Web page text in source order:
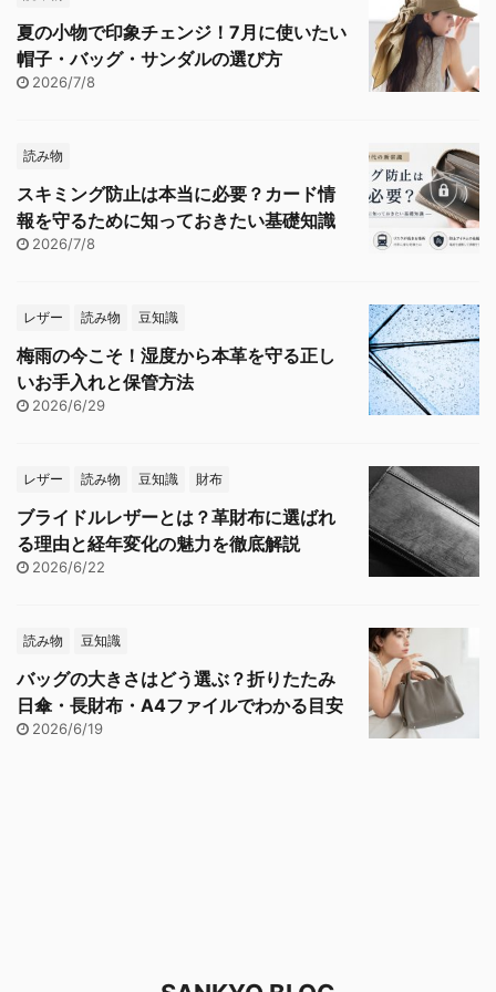
夏の小物で印象チェンジ！7月に使いたい
帽子・バッグ・サンダルの選び方
2026/7/8
読み物
スキミング防止は本当に必要？カード情
報を守るために知っておきたい基礎知識
2026/7/8
レザー 読み物 豆知識
梅雨の今こそ！湿度から本革を守る正し
いお手入れと保管方法
2026/6/29
レザー 読み物 豆知識 財布
ブライドルレザーとは？革財布に選ばれ
る理由と経年変化の魅力を徹底解説
2026/6/22
読み物 豆知識
バッグの大きさはどう選ぶ？折りたたみ
日傘・長財布・A4ファイルでわかる目安
2026/6/19